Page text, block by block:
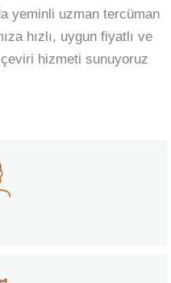
yeminli uzman tercüman
hızlı, uygun fiyatlı ve
hizmeti sunuyoruz